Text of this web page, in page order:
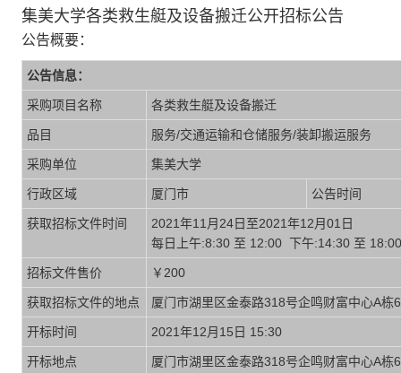
集美大学各类救生艇及设备搬迁公开招标公告
公告概要：
公告信息：
采购项目名称 各类救生艇及设备搬迁
品目 服务/交通运输和仓储服务/装卸搬运服务
采购单位 集美大学
行政区域 厦门市 公告时间
获取招标文件时间
2021年11月24日至2021年12月01日
每日上午:8:30 至 12:00 下午:14:30 至
招标文件售价 ￥200
获取招标文件的地点 厦门市湖里区金泰路318号企鸣财富中心A栋
开标时间 2021年12月15日 15:30
开标地点 厦门市湖里区金泰路318号企鸣财富中心A栋